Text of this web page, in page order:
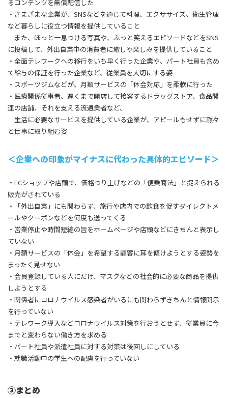
るコンテンツを無償配信した
・さまざまな企業が、SNSなどを通じて料理、エクササイズ、衛生管理
など暮らしに役立つ情報を提供していること
また、ほっと一息つける写真や、ふっと笑えるエピソードなどをSNS
に投稿して、外出自粛中の消費者に癒しや楽しみを提供していること
・全面テレワークへの移行をいち早く行った企業や、パート社員も含め
て給与の保証を行った企業など、従業員を大切にする姿
・スポーツジムなどが、月額サービスの「休会対応」を柔軟に行った
・医療関係従事者、遅くまで開店して接客するドラッグストア、食品関
連の店舗、それを支える流通業者など、
生活に必要なサービスを提供している企業が、アピールもせずに黙々
と仕事に取り組む姿
＜企業への印象がマイナスに代わった具体的エピソード＞
・ECショップや店頭で、価格つり上げなどの「便乗商法」と捉えられる
販売がされている
・「外出自粛」にも関わらず、旅行や店内での飲食を促すダイレクトメ
ールやクーポンなどを何度も送ってくる
・営業停止や時間短縮の旨をホームページや店頭などにきちんと表示し
ていない
・月額サービスの「休会」を希望する顧客に耳を傾けようとする姿勢を
まったく見せない
・会員登録している人にだけ、マスクなどの社会的に必要な商品を提供
しようとする
・関係者にコロナウイルス感染者がいるにも関わらずきちんと情報開示
を行っていない
・テレワーク導入などコロナウイルス対策を行おうとせず、従業員に今
までと変わらない働き方を求める
・パート社員や派遣社員に対する対策は後回しにしている
・就職活動中の学生への配慮を行っていない
③まとめ